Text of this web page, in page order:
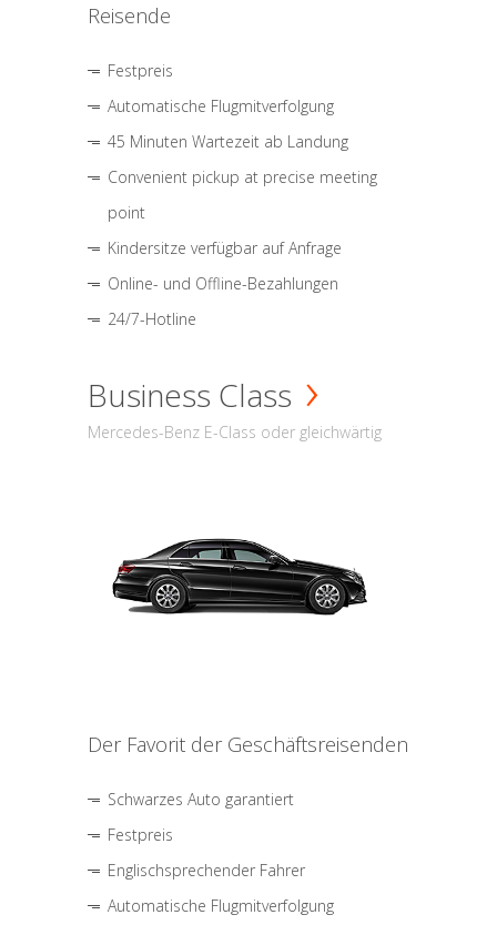
Reisende
Festpreis
Automatische Flugmitverfolgung
45 Minuten Wartezeit ab Landung
Convenient pickup at precise meeting
point
Kindersitze verfügbar auf Anfrage
Online- und Offline-Bezahlungen
24/7-Hotline
Business Class
Mercedes-Benz E-Class oder gleichwärtig
Der Favorit der Geschäftsreisenden
Schwarzes Auto garantiert
Festpreis
Englischsprechender Fahrer
Automatische Flugmitverfolgung